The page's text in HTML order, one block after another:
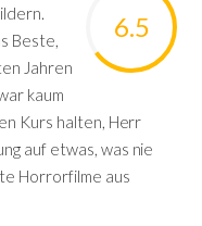
6.5
Beste,
Jahren
kaum
Kurs halten, Herr
auf etwas, was nie
Horrorfilme aus